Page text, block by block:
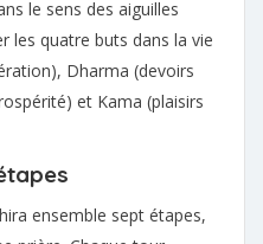
le sens des aiguilles
les quatre buts dans la vie
Dharma (devoirs
et Kama (plaisirs
ensemble sept étapes,